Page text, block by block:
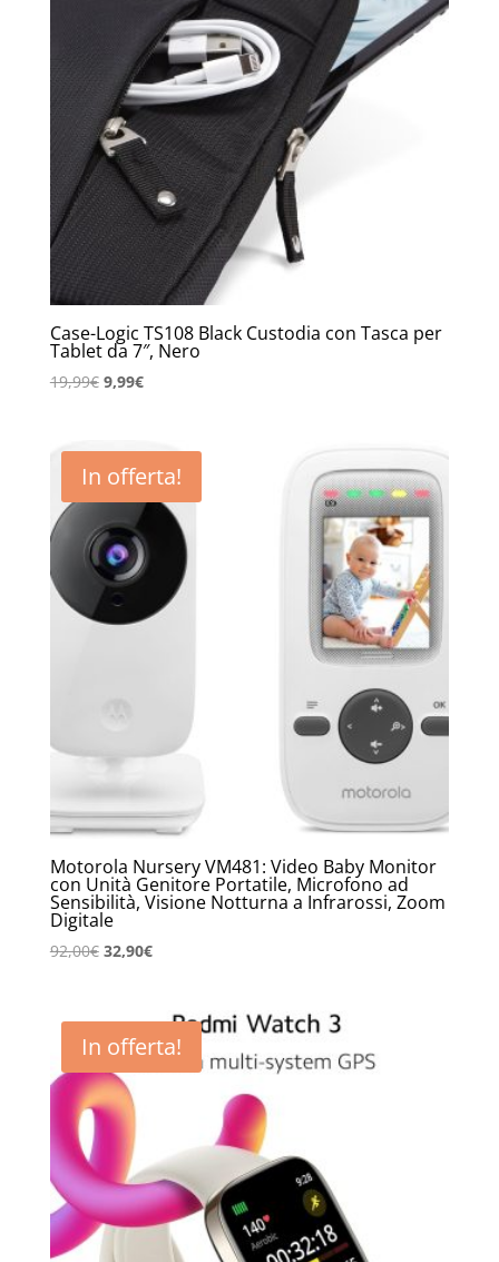
Case-Logic TS108 Black Custodia con Tasca per
Tablet da 7″, Nero
19,99€ Il
era:
19,99€.
9,99€Il
è:
9,99€.
In offerta!
Motorola Nursery VM481: Video Baby Monitor
con Unità Genitore Portatile, Microfono ad
Sensibilità, Visione Notturna a Infrarossi, Zoom
Digitale
92,00€ Il
era:
92,00€.
32,90€Il
è:
32,90€.
In offerta!